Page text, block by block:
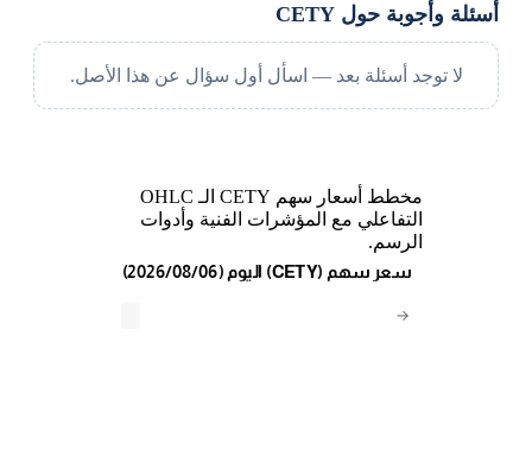
أسئلة وأجوبة حول CETY
لا توجد أسئلة بعد — اسأل أول سؤال عن هذا الأصل.
مخطط أسعار سهم CETY الـ OHLC
التفاعلي مع المؤشرات الفنية وأدوات
الرسم.
→
(2026/08/06) اليوم (CETY) سعر سهم